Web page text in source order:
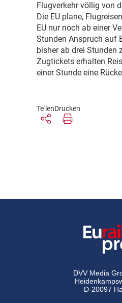
Flugverkehr völlig von
Die EU plane,
EU nur noch ab einer
Stunden Anspruch auf
bisher ab drei Stunden
Zugtickets erhalten
einer Stunde eine
TeilenDrucken
DVV Media
D-20097